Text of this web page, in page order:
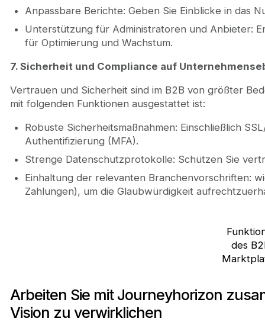
Anpassbare Berichte: Geben Sie Einblicke in das
Unterstützung für Administratoren und Anbieter:
für Optimierung und Wachstum.
7. Sicherheit und Compliance auf
Vertrauen und Sicherheit sind im B2B von größter
mit folgenden Funktionen ausgestattet ist:
Robuste Sicherheitsmaßnahmen: Einschließlich
Authentifizierung (MFA).
Strenge Datenschutzprotokolle: Schützen Sie
Einhaltung der relevanten Branchenvorschriften:
Zahlungen), um die Glaubwürdigkeit
des
Arbeiten Sie mit Journeyhorizon
Vision zu verwirklichen